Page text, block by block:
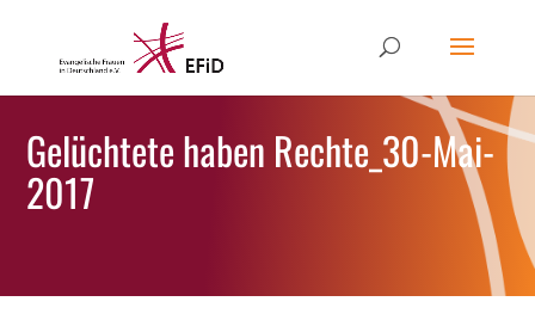
Gelüchtete haben Rechte_30-Mai-
2017